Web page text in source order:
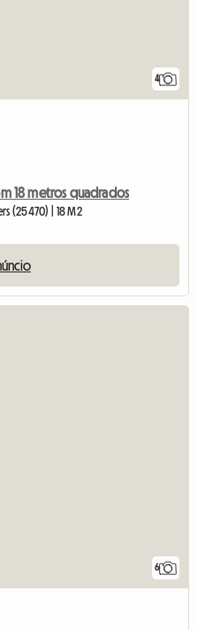
4
18 metros quadrados
(25470) | 18 M2
6